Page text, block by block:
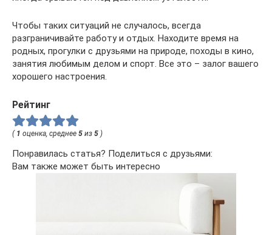
Чтобы таких ситуаций не случалось, всегда
разграничивайте работу и отдых. Находите время на
родных, прогулки с друзьями на природе, походы в кино,
занятия любимым делом и спорт. Все это – залог вашего
хорошего настроения.
Рейтинг
( 1 оценка, среднее 5 из 5 )
Понравилась статья? Поделиться с друзьями:
Вам также может быть интересно